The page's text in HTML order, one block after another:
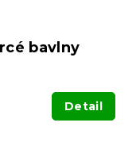
bavlny
Detail